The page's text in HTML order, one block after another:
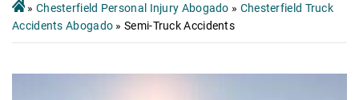
» Chesterfield Personal Injury Abogado » Chesterfield Truck
Accidents Abogado »Semi-Truck Accidents